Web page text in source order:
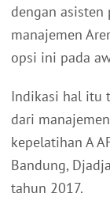
dengan asisten
manajemen
opsi ini pada
Indikasi hal itu
dari manajemen
kepelatihan A
Bandung,
tahun 2017.